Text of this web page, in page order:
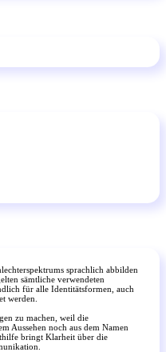
sprachlich abbilden
sämtliche verwendeten
für alle Identitätsformen, auch
werden.
zu machen, weil die
Aussehen noch aus dem Namen
bringt Klarheit über die